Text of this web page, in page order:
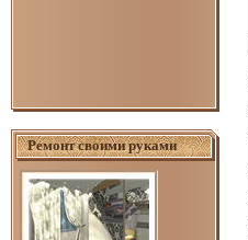
Ремонт своими руками